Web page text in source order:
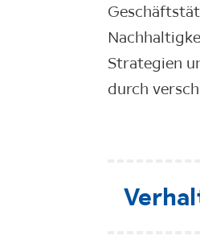
Strategien
durch